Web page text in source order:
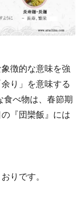
徴的な意味を強
り」を意味する
食べ物は、春節期
『団欒飯』には
りです。